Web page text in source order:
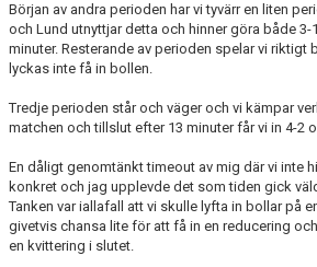
Början av andra perioden har vi tyvärr en liten
och Lund utnyttjar detta och hinner göra både 3-
minuter. Resterande av perioden spelar vi riktigt
lyckas inte få in bollen.
Tredje perioden står och väger och vi kämpar
matchen och tillslut efter 13 minuter får vi in 4-2
En dåligt genomtänkt timeout av mig där vi inte
konkret och jag upplevde det som tiden gick
Tanken var iallafall att vi skulle lyfta in bollar på
givetvis chansa lite för att få in en reducering
en kvittering i slutet.